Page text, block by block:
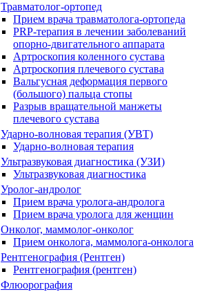
Травматолог-ортопед
Прием врача травматолога-ортопеда
PRP-терапия в лечении заболеваний
опорно-двигательного аппарата
Артроскопия коленного сустава
Артроскопия плечевого сустава
Вальгусная деформация первого
(большого) пальца стопы
Разрыв вращательной манжеты
плечевого сустава
Ударно-волновая терапия (УВТ)
Ударно-волновая терапия
Ультразвуковая диагностика (УЗИ)
Ультразвуковая диагностика
Уролог-андролог
Прием врача уролога-андролога
Прием врача уролога для женщин
Онколог, маммолог-онколог
Прием онколога, маммолога-онколога
Рентгенография (Рентген)
Рентгенография (рентген)
Флюорография